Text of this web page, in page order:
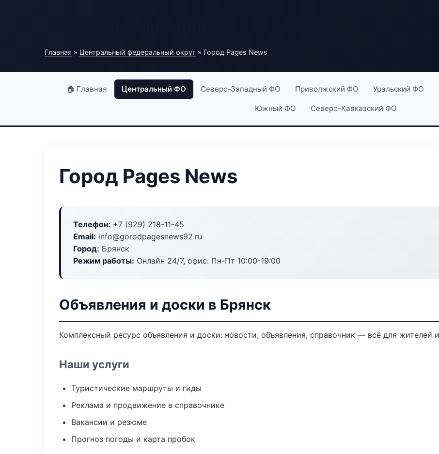
Главная » Центральный федеральный округ » Город Pages News
🏠 Главная Центральный ФО Северо-Западный ФО Приволжский ФО Уральский ФО
Южный ФО Северо-Кавказский ФО
Город Pages News
Телефон: +7 (929) 218-11-45
Email: info@gorodpagesnews92.ru
Город: Брянск
Режим работы: Онлайн 24/7, офис: Пн-Пт 10:00-19:00
Объявления и доски в Брянск
Комплексный ресурс объявления и доски: новости, объявления, справочник — всё для жителей
Наши услуги
Туристические маршруты и гиды
Реклама и продвижение в справочнике
Вакансии и резюме
Прогноз погоды и карта пробок